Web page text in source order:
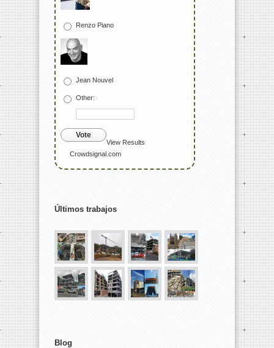
Renzo Piano
Jean Nouvel
Other:
Vote
View Results
Crowdsignal.com
Últimos trabajos
Blog